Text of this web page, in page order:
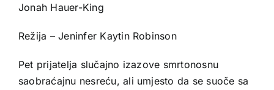
Jonah Hauer-King
Režija – Jeninfer Kaytin Robinson
Pet prijatelja slučajno izazove smrtonosnu
saobraćajnu nesreću, ali umjesto da se suoče sa